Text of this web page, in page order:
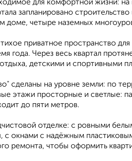
для комфортной жизни:
запланировано
доме, четыре наземных
приватное пространство
года. Через весь квартал
детскими и спортивными
сделаны на уровне земли: по
этажи просторные и светлые:
до пяти метров.
отделке: с ровными
с окнами с надёжным
ремонта, чтобы оформить